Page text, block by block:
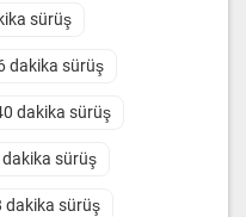
sürüş
dakika sürüş
dakika sürüş
sürüş
dakika sürüş